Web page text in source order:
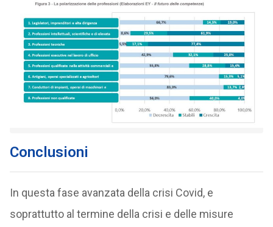
Conclusioni
In questa fase avanzata della crisi Covid, e
soprattutto al termine della crisi e delle misure